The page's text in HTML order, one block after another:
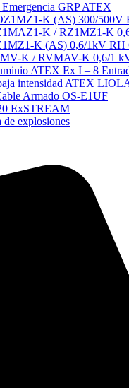
GRP ATEX
K (AS) 300/500V
K / RZ1MZ1-K
K (AS) 0,6/1kV RH
K / RVMAV-K 0,6/1
ATEX Ex I – 8
intensidad ATEX
Armado OS-E1UF
ExSTREAM
de explosiones